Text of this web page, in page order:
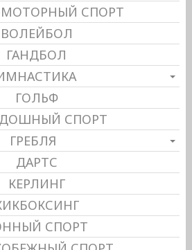
СПОРТ
ВОЛЕЙБОЛ
ГАНДБОЛ
ГОЛЬФ
СПОРТ
ГРЕБЛЯ
ДАРТС
КЕРЛИНГ
СПОРТ